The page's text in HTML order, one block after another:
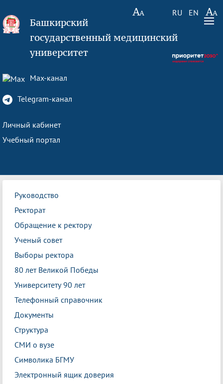
RU EN
Башкирский
государственный медицинский
университет
Max-канал
Telegram-канал
Личный кабинет
Учебный портал
Руководство
Ректорат
Обращение к ректору
Ученый совет
Выборы ректора
80 лет Великой Победы
Университету 90 лет
Телефонный справочник
Документы
Структура
СМИ о вузе
Символика БГМУ
Электронный ящик доверия